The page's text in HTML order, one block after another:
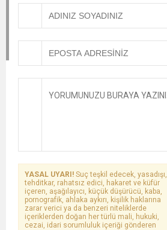
YASAL UYARI! Suç teşkil edecek, yasadışı,
tehditkar, rahatsız edici, hakaret ve küfür
içeren, aşağılayıcı, küçük düşürücü, kaba,
pornografik, ahlaka aykırı, kişilik haklarına
zarar verici ya da benzeri niteliklerde
içeriklerden doğan her türlü mali, hukuki,
cezai, idari sorumluluk içeriği gönderen